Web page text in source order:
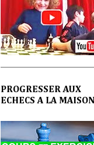
PROGRESSER AUX
ECHECS A LA MAISON